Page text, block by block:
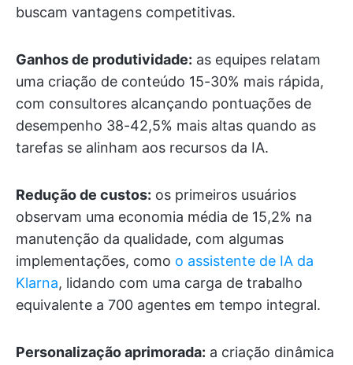
buscam vantagens competitivas.
Ganhos de produtividade: as equipes relatam
uma criação de conteúdo 15-30% mais rápida,
com consultores alcançando pontuações de
desempenho 38-42,5% mais altas quando as
tarefas se alinham aos recursos da IA.
Redução de custos: os primeiros usuários
observam uma economia média de 15,2% na
manutenção da qualidade, com algumas
implementações, como o assistente de IA da
Klarna, lidando com uma carga de trabalho
equivalente a 700 agentes em tempo integral.
Personalização aprimorada: a criação dinâmica